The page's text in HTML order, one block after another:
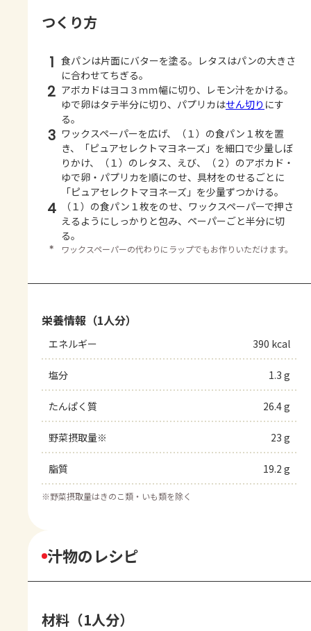
つくり方
1 食パンは片面にバターを塗る。レタスはパンの大きさ
に合わせてちぎる。
2 アボカドはヨコ３ｍｍ幅に切り、レモン汁をかける。
ゆで卵はタテ半分に切り、パプリカはせん切り にす
る。
3 ワックスペーパーを広げ、（１）の食パン１枚を置
き、「ピュアセレクトマヨネーズ」を細口で少量しぼ
りかけ、（１）のレタス、えび、（２）のアボカド・
ゆで卵・パプリカを順にのせ、具材をのせるごとに
「ピュアセレクトマヨネーズ」を少量ずつかける。
4
（１）の食パン１枚をのせ、ワックスペーパーで押さ
えるようにしっかりと包み、ペーパーごと半分に切
る。
＊ ワックスペーパーの代わりにラップでもお作りいただけます。
栄養情報（1人分）
エネルギー 390 kcal
塩分 1.3 g
たんぱく質 26.4 g
野菜摂取量※ 23 g
脂質 19.2 g
※野菜摂取量はきのこ類・いも類を除く
汁物のレシピ
材料（1人分）